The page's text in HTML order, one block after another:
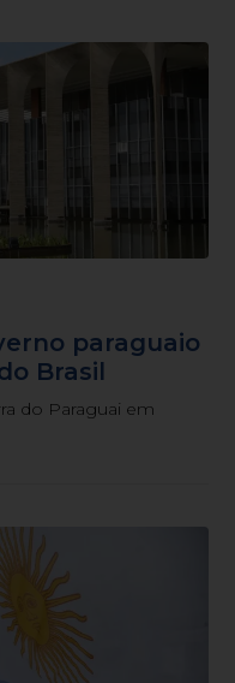
paraguaio
Brasil
do Paraguai em